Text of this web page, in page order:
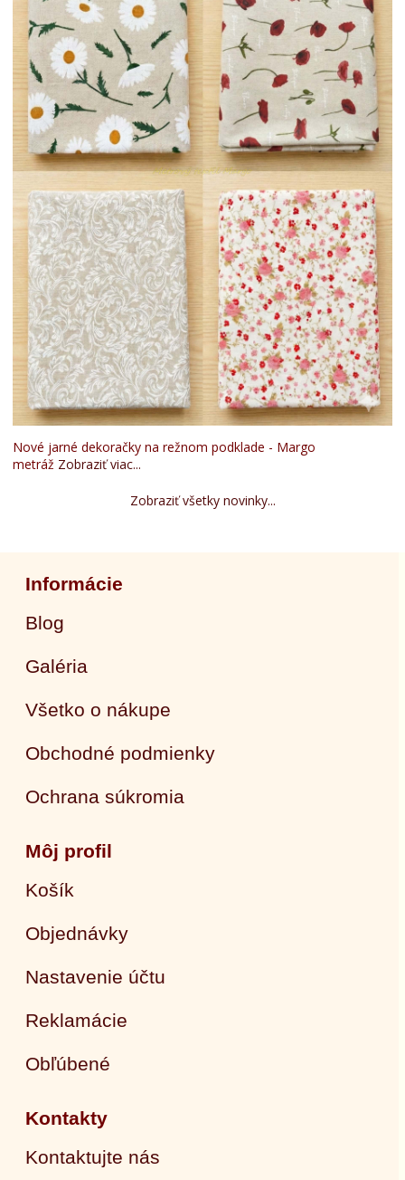
Nové jarné dekoračky na režnom podklade - Margo
metráž Zobraziť viac...
Zobraziť všetky novinky...
Informácie
Blog
Galéria
Všetko o nákupe
Obchodné podmienky
Ochrana súkromia
Môj profil
Košík
Objednávky
Nastavenie účtu
Reklamácie
Obľúbené
Kontakty
Kontaktujte nás